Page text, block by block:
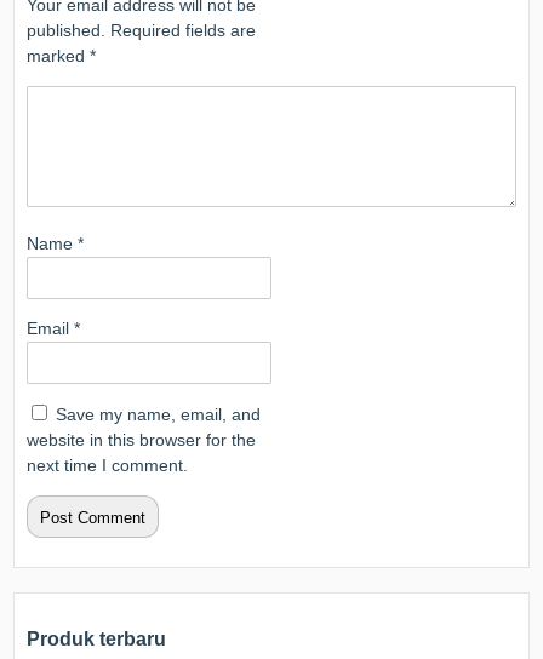
Your email address will not be
published. Required fields are
marked*
Name*
Email*
Save my name, email, and
website in this browser for the
next time I comment.
Produk terbaru